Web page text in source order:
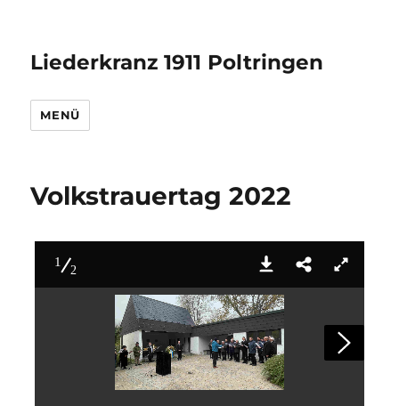
Liederkranz 1911 Poltringen
MENÜ
Volkstrauertag 2022
1
2